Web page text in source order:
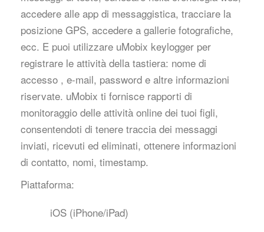
accedere alle app di messaggistica, tracciare la
posizione GPS, accedere a gallerie fotografiche,
ecc. E puoi utilizzare uMobix keylogger per
registrare le attività della tastiera: nome di
accesso , e-mail, password e altre informazioni
riservate. uMobix ti fornisce rapporti di
monitoraggio delle attività online dei tuoi figli,
consentendoti di tenere traccia dei messaggi
inviati, ricevuti ed eliminati, ottenere informazioni
di contatto, nomi, timestamp.
Piattaforma:
iOS (iPhone/iPad)